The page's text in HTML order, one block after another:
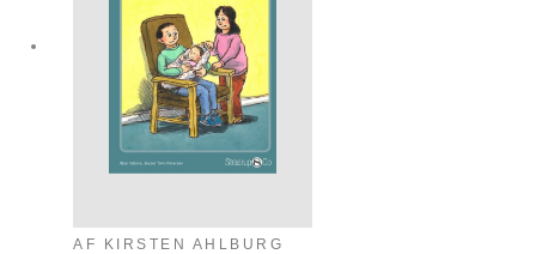
AF KIRSTEN AHLBURG